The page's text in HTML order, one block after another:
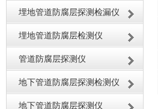
埋地管道防腐层探测检漏仪
埋地管道防腐层检测仪
管道防腐层探测仪
地下管道防腐层探测检测仪
地下管道防腐层探测仪